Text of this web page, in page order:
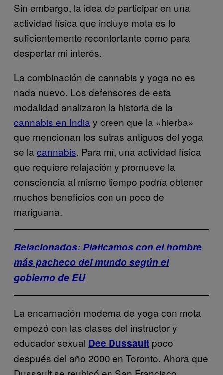
Sin embargo, la idea de participar en una
actividad física que incluye mota es lo
suficientemente reconfortante como para
despertar mi interés.
La combinación de cannabis y yoga no es
nada nuevo. Los defensores de esta
modalidad analizaron la historia de la
cannabis en India y creen que la «hierba»
que mencionan los sutras antiguos del yoga
se la cannabis. Para mí, una actividad física
que requiere relajación y promueve la
consciencia al mismo tiempo podría obtener
muchos beneficios con un poco de
mariguana.
Relacionados: Platicamos con el hombre
más pacheco del mundo según el
gobierno de EU
La encarnación moderna de yoga con mota
empezó con las clases del instructor y
educador sexual Dee Dussault poco
después del año 2000 en Toronto. Ahora que